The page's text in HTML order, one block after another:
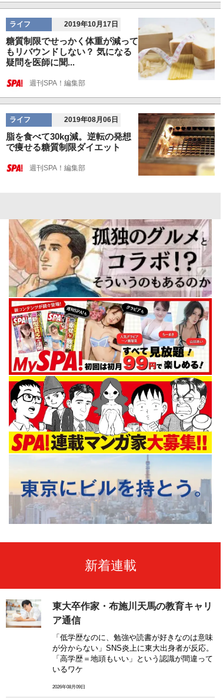
ライフ 2019年10月17日
糖質制限でせっかく体重が減って
もリバウンドしない？ 気になる
疑問を医師に聞...
週刊SPA！編集部
ライフ 2019年08月06日
脂を食べて30kg減。逆転の発想
で痩せる糖質制限ダイエット
週刊SPA！編集部
新着連載
東大卒作家・布施川天馬の教育キャリ
ア通信
「低学歴なのに、勉強や読書が好きなのは意味
が分からない」SNS炎上に東大出身者が反応。
「高学歴＝地頭もいい」という認識が間違って
いるワケ
2026年08月09日